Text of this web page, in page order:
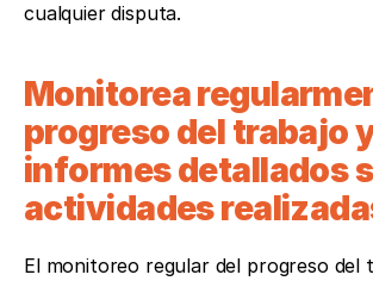
cualquier disputa.
Monitorea
progreso del trabajo
informes detallados
actividades
El monitoreo regular del progreso del